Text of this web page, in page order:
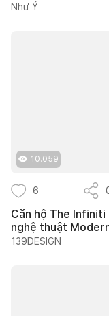
Như Ý
10.059
6
Căn hộ The
nghệ thuật
139DESIGN